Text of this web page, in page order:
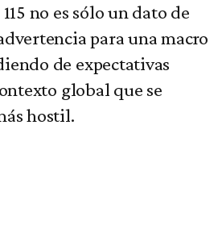
no es sólo un dato de
para una macro
de expectativas
global que se
hostil.